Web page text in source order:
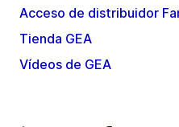
Acceso de distribuidor
Tienda GEA
Vídeos de GEA